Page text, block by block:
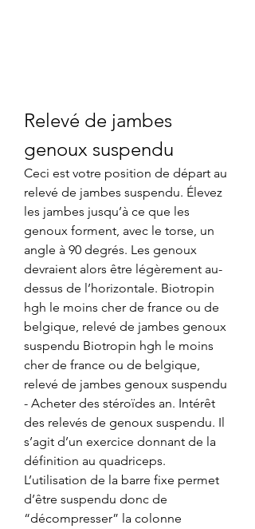
Relevé de jambes
genoux suspendu
Ceci est votre position de départ au
relevé de jambes suspendu. Élevez
les jambes jusqu’à ce que les
genoux forment, avec le torse, un
angle à 90 degrés. Les genoux
devraient alors être légèrement au-
dessus de l’horizontale. Biotropin
hgh le moins cher de france ou de
belgique, relevé de jambes genoux
suspendu Biotropin hgh le moins
cher de france ou de belgique,
relevé de jambes genoux suspendu
- Acheter des stéroïdes an. Intérêt
des relevés de genoux suspendu. Il
s’agit d’un exercice donnant de la
définition au quadriceps.
L’utilisation de la barre fixe permet
d’être suspendu donc de
“décompresser” la colonne